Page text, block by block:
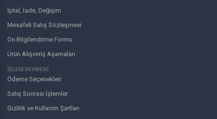
İptal, İade, Değişim
Mesafeli Satış Sözleşmesi
Ön Bilgilendirme Formu
Ürün Alışveriş Aşamaları
İŞLEM REHBERİ
Ödeme Seçenekleri
Satış Sonrası İşlemler
Gizlilik ve Kullanım Şartları